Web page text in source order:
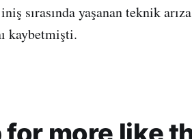
sırasında yaşanan teknik
kaybetmişti.